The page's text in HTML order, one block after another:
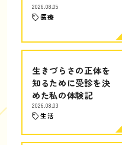
2026.08.05
医療
生きづらさの正体を
知るために受診を決
めた私の体験記
2026.08.03
生活